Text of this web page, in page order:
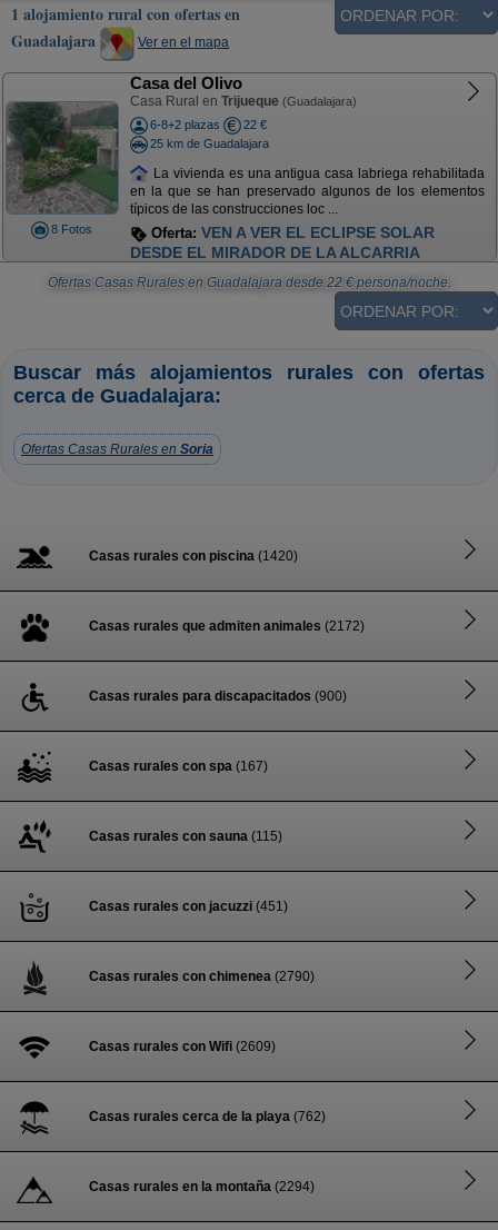
1 alojamiento rural con ofertas en
Guadalajara
Ver en el mapa
8 Fotos
Casa del Olivo
Casa Rural en Trijueque (Guadalajara)
6-8+2 plazas
22 €
25 km de Guadalajara
La vivienda es una antigua casa labriega rehabilitada
en la que se han preservado algunos de los elementos
típicos de las construcciones loc ...
Oferta: VEN A VER EL ECLIPSE SOLAR
DESDE EL MIRADOR DE LA ALCARRIA
Ofertas Casas Rurales en Guadalajara desde 22€ persona/noche.
Buscar más alojamientos rurales con ofertas
cerca de Guadalajara:
Ofertas Casas Rurales en Soria
Casas rurales con piscina (1420)
Casas rurales que admiten animales (2172)
Casas rurales para discapacitados (900)
Casas rurales con spa (167)
Casas rurales con sauna (115)
Casas rurales con jacuzzi (451)
Casas rurales con chimenea (2790)
Casas rurales con Wifi (2609)
Casas rurales cerca de la playa (762)
Casas rurales en la montaña (2294)